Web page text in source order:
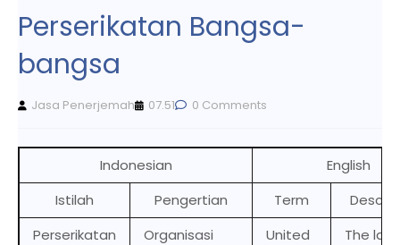
Perserikatan Bangsa-
bangsa
Jasa Penerjemah 07.51 0 Comments
Indonesian
English
Istilah
Pengertian Term
Perserikatan
Organisasi
United
The